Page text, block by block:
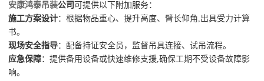
安康鸿泰吊装公司 可提供以下附加服务：
施工方案设计：根据物品重心、提升高度、臂长仰角,出具受力计算
书。
现场安全指导：配备持证安全员，监督吊具连接、试吊流程。
应急保障：提供备用设备或快速维修支援,确保工期不受设备故障影
响。